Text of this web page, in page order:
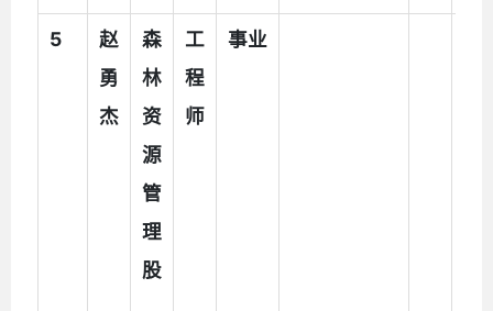
5
赵
勇
杰
森
林
资
源
管
理
股
工
程
师
事业